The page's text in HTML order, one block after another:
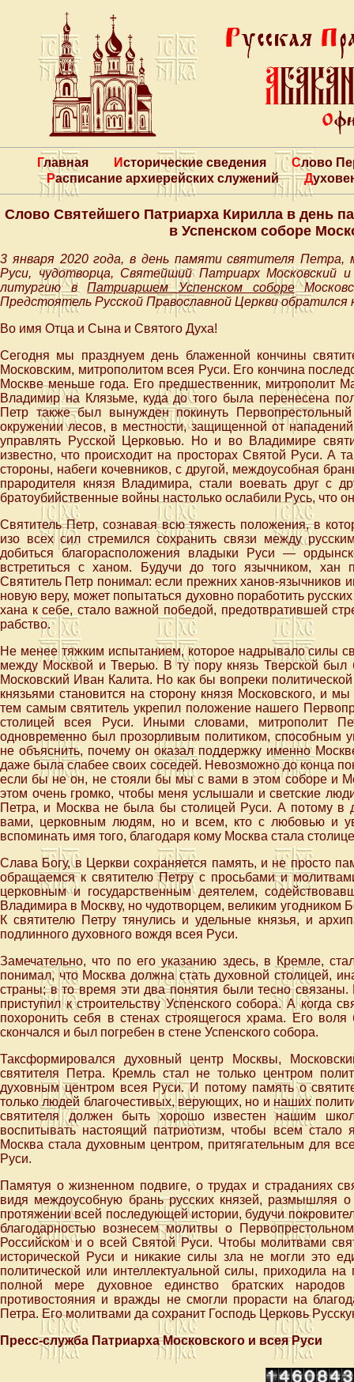
Главная Исторические сведения
Слово
Расписание архиерейских служений
Слово Святейшего Патриарха Кирилла в день
в Успенском соборе
3 января 2020 года, в день памяти святителя Петра,
Руси, чудотворца, Святейший Патриарх Московский
литургию вПатриаршем Успенском соборе
Предстоятель Русской Православной Церкви
Во имя Отца и Сына и Святого Духа!
Сегодня мы празднуем день блаженной кончины
Московским, митрополитом всея Руси. Его кончина
Москве меньше года. Его предшественник, митрополит
Владимир на Клязьме, куда до того была перенесена
Петр также был вынужден покинуть
окружении лесов, в местности, защищенной от
управлять Русской Церковью. Но и во Владимире
известно, что происходит на просторах Святой Руси.
стороны, набеги кочевников, с другой, междоусобная
прародителя князя Владимира, стали воевать друг с
братоубийственные войны настолько ослабили Русь, что
Святитель Петр, сознавая всю тяжесть положения, в
изо всех сил стремился сохранить связи между
добиться благорасположения владыки Руси —
встретиться с ханом. Будучи до того язычником,
Святитель Петр понимал: если прежних ханов-язычников
новую веру, может попытаться духовно поработить
хана к себе, стало важной победой, предотвратившей
рабство.
Не менее тяжким испытанием, которое надрывало силы
между Москвой и Тверью. В ту пору князь Тверской
Московский Иван Калита. Но как бы вопреки
князьями становится на сторону князя Московского, и
тем самым святитель укрепил положение нашего
столицей всея Руси. Иными словами, митрополит
одновременно был прозорливым политиком, способным
не объяснить, почему он оказал поддержку именно
даже была слабее своих соседей. Невозможно до конца
если бы не он, не стояли бы мы с вами в этом соборе и
этом очень громко, чтобы меня услышали и светские
Петра, и Москва не была бы столицей Руси. А потому в
вами, церковным людям, но и всем, кто с любовью и
вспоминать имя того, благодаря кому Москва стала
Слава Богу, в Церкви сохраняется память, и не просто
обращаемся к святителю Петру с просьбами и
церковным и государственным деятелем,
Владимира в Москву, но чудотворцем, великим
К святителю Петру тянулись и удельные князья, и
подлинного духовного вождя всея Руси.
Замечательно, что по его указанию здесь, в Кремле,
понимал, что Москва должна стать духовной столицей,
страны; в то время эти два понятия были тесно связаны.
приступил к строительству Успенского собора. А когда
похоронить себя в стенах строящегося храма. Его
скончался и был погребен в стене Успенского собора.
Таксформировался духовный центр Москвы,
святителя Петра. Кремль стал не только центром
духовным центром всея Руси. И потому память о
только людей благочестивых, верующих, но и наших
святителя должен быть хорошо известен нашим
воспитывать настоящий патриотизм, чтобы всем
Москва стала духовным центром, притягательным для
Руси.
Памятуя о жизненном подвиге, о трудах и страданиях
видя междоусобную брань русских князей, размышляя
протяжении всей последующей истории, будучи
благодарностью вознесем молитвы о
Российском и о всей Святой Руси. Чтобы молитвами
исторической Руси и никакие силы зла не могли это
политической или интеллектуальной силы, приходила
полной мере духовное единство братских
противостояния и вражды не смогли прорасти на
Петра. Его молитвами да сохранит Господь Церковь
Пресс-служба Патриарха Московского и всея Руси